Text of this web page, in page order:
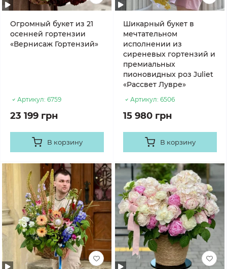
Огромный букет из 21
осенней гортензии
«Вернисаж Гортензий»
Артикул: 6759
23 199 грн
В корзину
Шикарный букет в
мечтательном
исполнении из
сиреневых гортензий и
премиальных
пионовидных роз Juliet
«Рассвет Лувре»
Артикул: 6506
15 980 грн
В корзину